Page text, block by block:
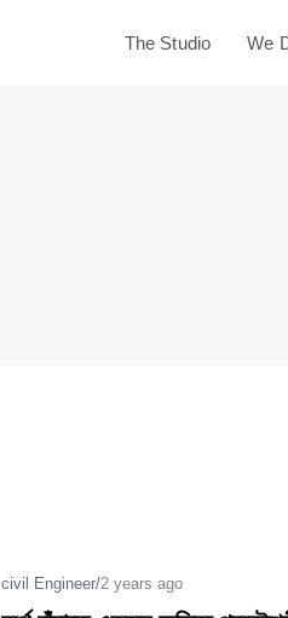
The Studio We
civil Engineer/2 years ago